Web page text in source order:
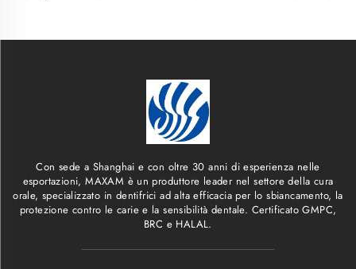
Con sede a Shanghai e con oltre 30 anni di esperienza nelle
esportazioni, MAXAM è un produttore leader nel settore della cura
orale, specializzato in dentifrici ad alta efficacia per lo sbiancamento, la
protezione contro le carie e la sensibilità dentale. Certificato GMPC,
BRC e HALAL.